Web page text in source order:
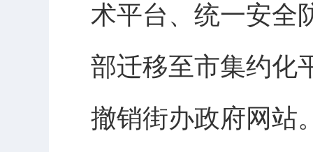
术平台、统一安全
部迁移至市集约化
撤销街办政府网站